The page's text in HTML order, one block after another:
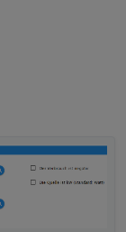
"Erzeugung +